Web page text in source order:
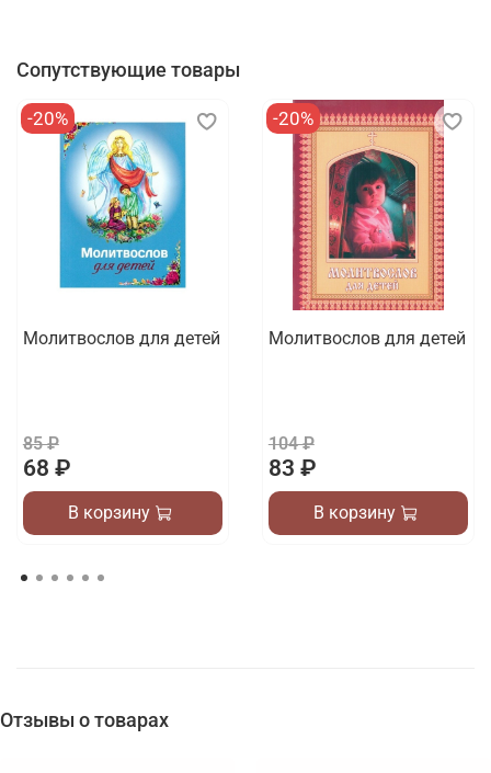
Сопутствующие товары
-20%
Молитвослов для детей
85 ₽
68 ₽
В корзину
-20%
Молитвослов для детей
104 ₽
83 ₽
В корзину
Отзывы о товарах